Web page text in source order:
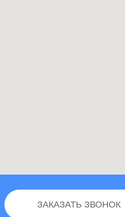
ЗАКАЗАТЬ ЗВОНОК